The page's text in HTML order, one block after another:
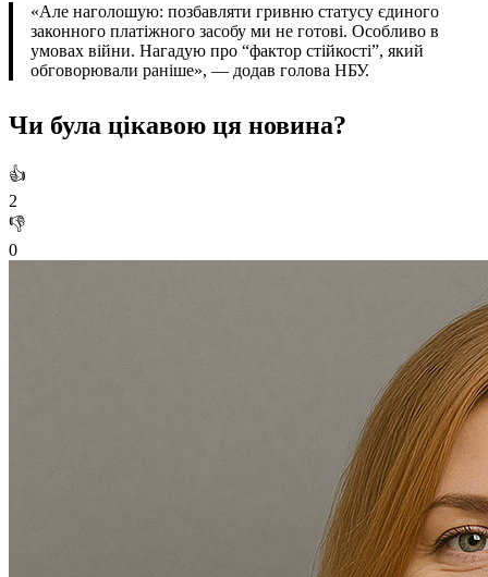
«Але наголошую: позбавляти гривню статусу єдиного
законного платіжного засобу ми не готові. Особливо в
умовах війни. Нагадую про “фактор стійкості”, який
обговорювали раніше», — додав голова НБУ.
Чи була цікавою ця новина?
👍
2
👎
0